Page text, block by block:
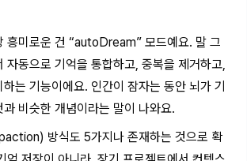
흥미로운 건 “autoDream” 모드예요. 말 그
자동으로 기억을 통합하고, 중복을 제거하고,
는 기능이에요. 인간이 잠자는 동안 뇌가 기
비슷한 개념이라는 말이 나와요.
방식도 5가지나 존재하는 것으로 확